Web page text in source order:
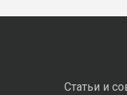
Статьи и